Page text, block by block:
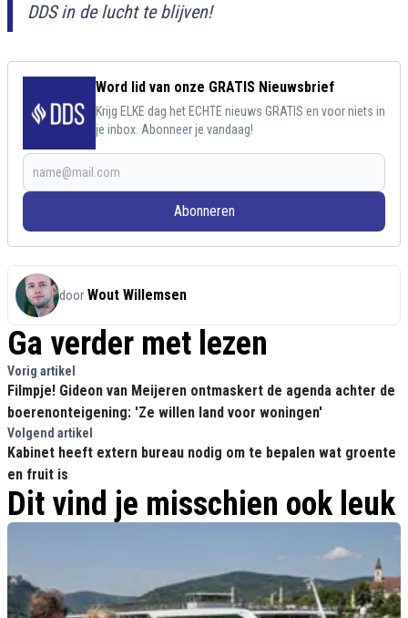
DDS in de lucht te blijven!
Word lid van onze GRATIS Nieuwsbrief
Krijg ELKE dag het ECHTE nieuws GRATIS en voor niets in
je inbox. Abonneer je vandaag!
Abonneren
door Wout Willemsen
Ga verder met lezen
Vorig artikel
Filmpje! Gideon van Meijeren ontmaskert de agenda achter de
boerenonteigening: 'Ze willen land voor woningen'
Volgend artikel
Kabinet heeft extern bureau nodig om te bepalen wat groente
en fruit is
Dit vind je misschien ook leuk